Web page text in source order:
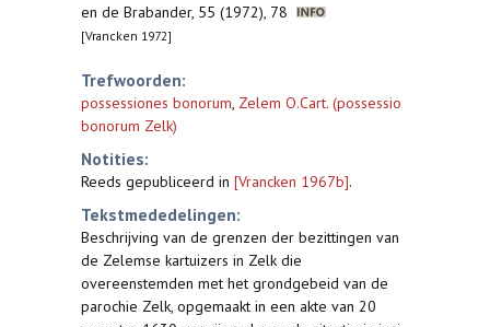
en de Brabander, 55 (1972), 78
[Vrancken 1972]
Trefwoorden:
possessiones bonorum, Zelem O.Cart. (possessio
bonorum Zelk)
Notities:
Reeds gepubliceerd in [Vrancken 1967b].
Tekstmededelingen:
Beschrijving van de grenzen der bezittingen van
de Zelemse kartuizers in Zelk die
overeenstemden met het grondgebeid van de
parochie Zelk, opgemaakt in een akte van 20